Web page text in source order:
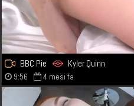
BBC Pie Kyler Quinn
9:56 4 mesi fa